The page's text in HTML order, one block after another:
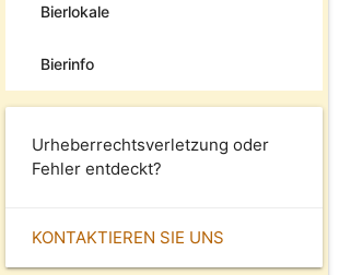
Bierlokale
Bierinfo
Urheberrechtsverletzung oder
Fehler entdeckt?
KONTAKTIEREN SIE UNS